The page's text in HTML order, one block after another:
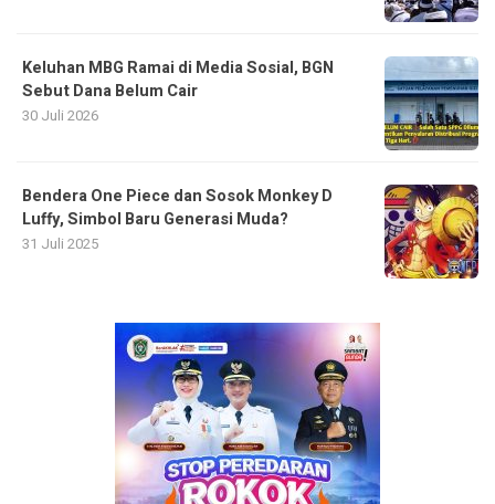
Keluhan MBG Ramai di Media Sosial, BGN
Sebut Dana Belum Cair
30 Juli 2026
Bendera One Piece dan Sosok Monkey D
Luffy, Simbol Baru Generasi Muda?
31 Juli 2025